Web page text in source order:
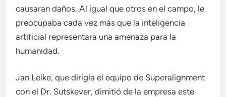
causaran daños. Al igual que otros en el campo, le
preocupaba cada vez más que la inteligencia
artificial representara una amenaza para la
humanidad.
Jan Leike, que dirigía el equipo de Superalignment
con el Dr. Sutskever, dimitió de la empresa este